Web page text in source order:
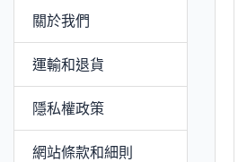
關於我們
運輸和退貨
隱私權政策
網站條款和細則